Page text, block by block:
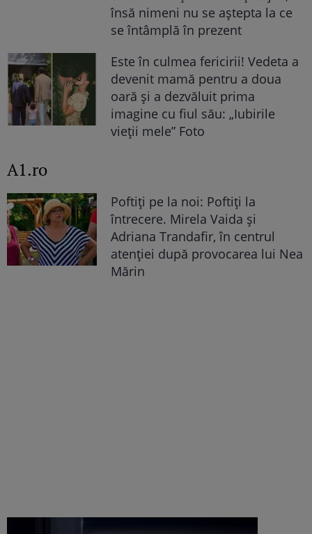
însă nimeni nu se aștepta la ce
se întâmplă în prezent
Este în culmea fericirii! Vedeta a
devenit mamă pentru a doua
oară și a dezvăluit prima
imagine cu fiul său: „Iubirile
vieții mele” Foto
A1.ro
Poftiți pe la noi: Poftiți la
întrecere. Mirela Vaida și
Adriana Trandafir, în centrul
atenției după provocarea lui Nea
Mărin